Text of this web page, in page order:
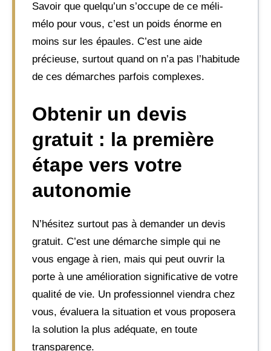
Savoir que quelqu’un s’occupe de ce méli-
mélo pour vous, c’est un poids énorme en
moins sur les épaules. C’est une aide
précieuse, surtout quand on n’a pas l’habitude
de ces démarches parfois complexes.
Obtenir un devis
gratuit : la première
étape vers votre
autonomie
N’hésitez surtout pas à demander un devis
gratuit. C’est une démarche simple qui ne
vous engage à rien, mais qui peut ouvrir la
porte à une amélioration significative de votre
qualité de vie. Un professionnel viendra chez
vous, évaluera la situation et vous proposera
la solution la plus adéquate, en toute
transparence.